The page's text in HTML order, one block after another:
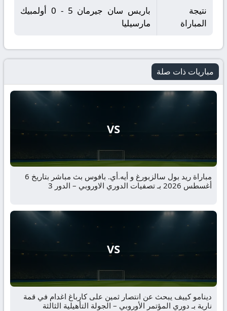
نتيجة
المباراة
باريس سان جيرمان 5 - 0 أولمبيك
مارسيليا
مباريات ذات صلة
VS
مباراة ريد بول سالزبورغ و أيه.أي. بافوس بث مباشر بتاريخ 6
أغسطس 2026 بـ تصفيات الدوري الاوروبي – الدور 3
VS
دينامو كييف يبحث عن انتصار ثمين على كارباغ اغدام في قمة
نارية بـ دوري المؤتمر الأوروبي – الجولة التأهيلية الثالثة